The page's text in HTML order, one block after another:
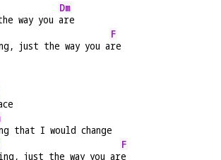
way you
Dm
are
just the way you a
F
re
that I would change
just the way you ar
F
e